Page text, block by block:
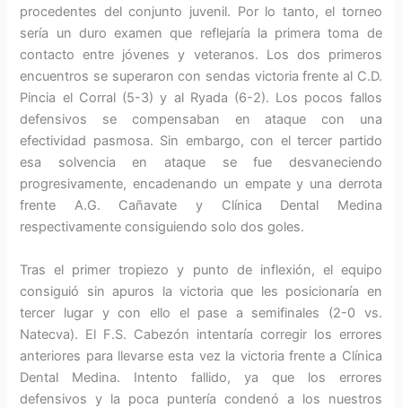
procedentes del conjunto juvenil. Por lo tanto, el torneo
sería un duro examen que reflejaría la primera toma de
contacto entre jóvenes y veteranos. Los dos primeros
encuentros se superaron con sendas victoria frente al C.D.
Pincia el Corral (5-3) y al Ryada (6-2). Los pocos fallos
defensivos se compensaban en ataque con una
efectividad pasmosa. Sin embargo, con el tercer partido
esa solvencia en ataque se fue desvaneciendo
progresivamente, encadenando un empate y una derrota
frente A.G. Cañavate y Clínica Dental Medina
respectivamente consiguiendo solo dos goles.
Tras el primer tropiezo y punto de inflexión, el equipo
consiguió sin apuros la victoria que les posicionaría en
tercer lugar y con ello el pase a semifinales (2-0 vs.
Natecva). El F.S. Cabezón intentaría corregir los errores
anteriores para llevarse esta vez la victoria frente a Clínica
Dental Medina. Intento fallido, ya que los errores
defensivos y la poca puntería condenó a los nuestros